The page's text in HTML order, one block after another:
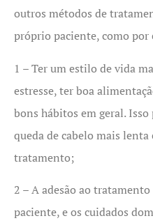
outros métodos de
próprio paciente, como por
1 – Ter um estilo de vida
estresse, ter boa
bons hábitos em geral.
queda de cabelo mais
tratamento;
2 – A adesão ao
paciente, e os cuidados